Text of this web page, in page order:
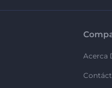
Acerca